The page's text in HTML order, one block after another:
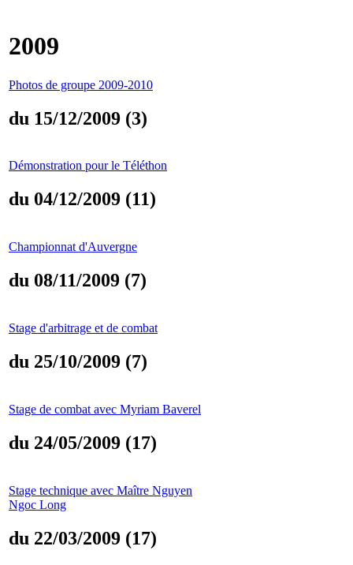
2009
Photos de groupe 2009-2010
du 15/12/2009 (3)
Démonstration pour le Téléthon
du 04/12/2009 (11)
Championnat d'Auvergne
du 08/11/2009 (7)
Stage d'arbitrage et de combat
du 25/10/2009 (7)
Stage de combat avec Myriam Baverel
du 24/05/2009 (17)
Stage technique avec Maître Nguyen
Ngoc Long
du 22/03/2009 (17)